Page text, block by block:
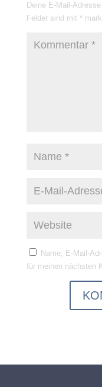
Deine E-Mail-
Felder sind mit *
Name, E-Mail-
für meinen nächsten